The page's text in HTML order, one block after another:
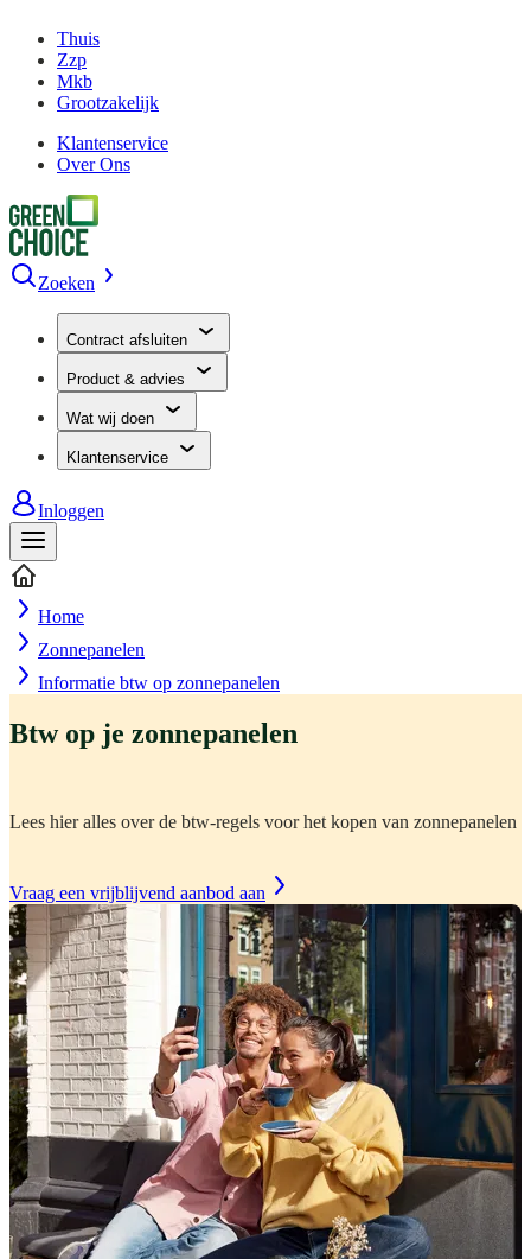
Thuis
Zzp
Mkb
Grootzakelijk
Klantenservice
Over Ons
Zoeken
Contract afsluiten
Product & advies
Wat wij doen
Klantenservice
Inloggen
Home
Zonnepanelen
Informatie btw op zonnepanelen
Btw op je zonnepanelen
Lees hier alles over de btw-regels voor het kopen van zonnepanelen
Vraag een vrijblijvend aanbod aan